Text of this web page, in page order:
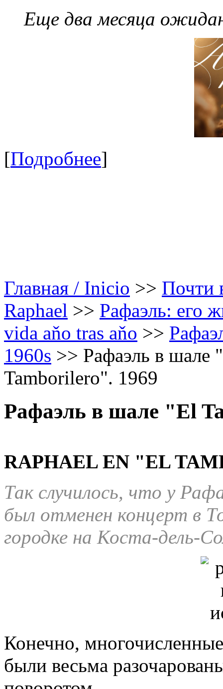
Еще два месяца
[Подробнее]
Главная / Inicio >> Почти
Raphael >> Рафаэль: его
vida aňo tras aňo >>
1960s >> Рафаэль в шале
Tamborilero". 1969
Рафаэль в шале "El
RAPHAEL EN "EL
Так случилось, что у
был отменен концерт в
городке на Коста-дель-
Конечно,
были весьма